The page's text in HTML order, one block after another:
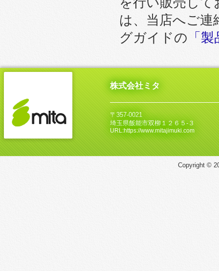
は、当店へご
グガイドの 「
株式会社ミタ
〒357-0021
埼玉県飯能市双柳１２６５‐３
URL:https://www.mitajimuki.com
Copyright ©